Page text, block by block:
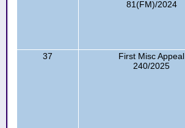
81(FM)/2024
37
First Misc Appeal
240/2025